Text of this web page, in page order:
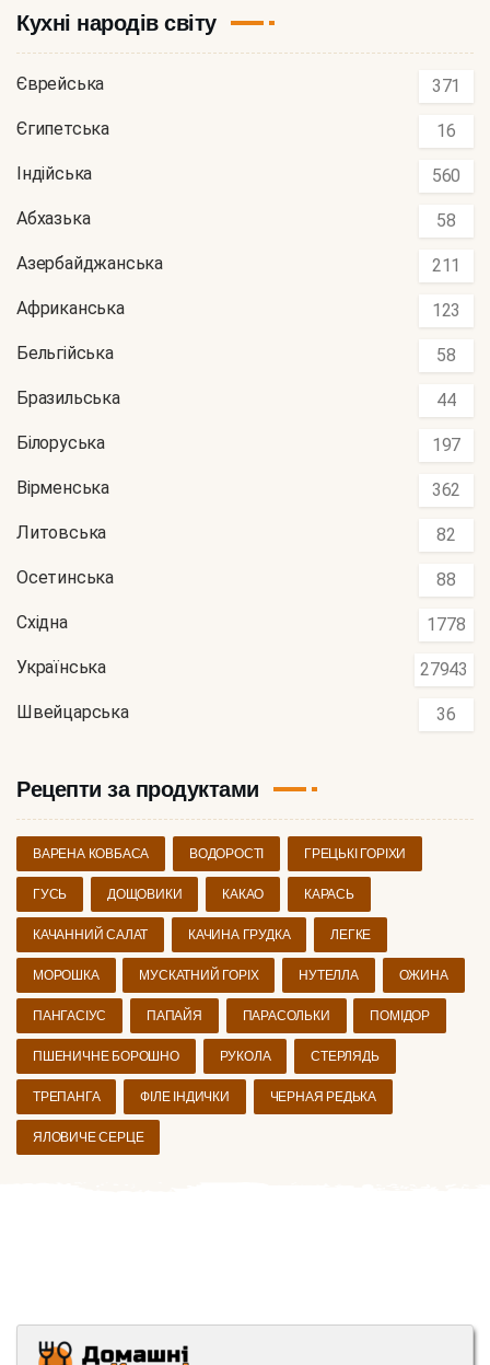
Кухні народів світу
Єврейська 371
Єгипетська 16
Індійська 560
Абхазька 58
Азербайджанська 211
Африканська 123
Бельгійська 58
Бразильська 44
Білоруська 197
Вірменська 362
Литовська 82
Осетинська 88
Східна 1778
Українська 27943
Швейцарська 36
Рецепти за продуктами
ВАРЕНА КОВБАСА ВОДОРОСТІ ГРЕЦЬКІ ГОРІХИ
ГУСЬ ДОЩОВИКИ КАКАО КАРАСЬ
КАЧАННИЙ САЛАТ КАЧИНА ГРУДКА ЛЕГКЕ
МОРОШКА МУСКАТНИЙ ГОРІХ НУТЕЛЛА ОЖИНА
ПАНГАСІУС ПАПАЙЯ ПАРАСОЛЬКИ ПОМІДОР
ПШЕНИЧНЕ БОРОШНО РУКОЛА СТЕРЛЯДЬ
ТРЕПАНГА ФІЛЕ ІНДИЧКИ ЧЕРНАЯ РЕДЬКА
ЯЛОВИЧЕ СЕРЦЕ